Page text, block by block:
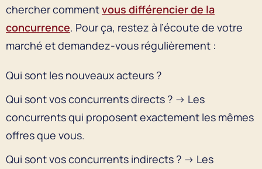
chercher commentvous différencier de la
concurrence. Pour ça, restez à l’écoute de votre
marché et demandez-vous régulièrement :
Qui sont les nouveaux acteurs ?
Qui sont vos concurrents directs ? → Les
concurrents qui proposent exactement les mêmes
offres que vous.
Qui sont vos concurrents indirects ? → Les